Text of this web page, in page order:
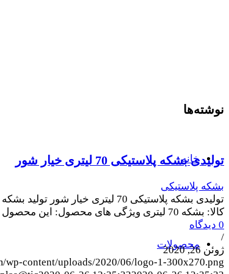
خانه
محصولات
نوشته‌ها
تولیدی بشکه پلاستیکی 70 لیتری خیار شور
بشکه پلاستیکی
کالا: بشکه 70 لیتری ویژگی های محصول: این محصول دارای درب پر…
0 دیدگاه
/
ژوئن 26, 2020
wp-content/uploads/2020/06/logo-1-300x270.png